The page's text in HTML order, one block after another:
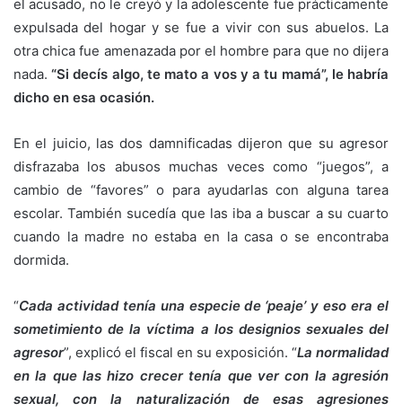
el acusado, no le creyó y la adolescente fue prácticamente
expulsada del hogar y se fue a vivir con sus abuelos. La
otra chica fue amenazada por el hombre para que no dijera
nada.“Si decís algo, te mato a vos y a tu mamá”, le habría
dicho en esa ocasión.
En el juicio, las dos damnificadas dijeron que su agresor
disfrazaba los abusos muchas veces como “juegos”, a
cambio de “favores” o para ayudarlas con alguna tarea
escolar. También sucedía que las iba a buscar a su cuarto
cuando la madre no estaba en la casa o se encontraba
dormida.
“Cada actividad tenía una especie de ‘peaje’ y eso era el
sometimiento de la víctima a los designios sexuales del
agresor”, explicó el fiscal en su exposición. “La normalidad
en la que las hizo crecer tenía que ver con la agresión
sexual, con la naturalización de esas agresiones